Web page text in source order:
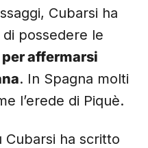
Cubarsi ha
possedere le
affermarsi
. In Spagna molti
l’erede di Piquè.
Cubarsi ha scritto